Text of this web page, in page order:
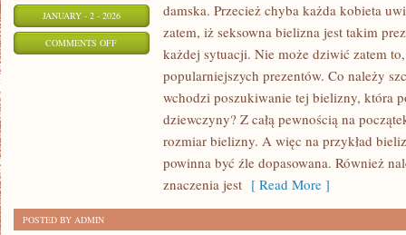
JANUARY - 2 - 2026
COMMENTS OFFON
damska. Przecież chyba każda kobieta
zatem, iż seksowna bielizna jest takim
każdej sytuacji. Nie może dziwić zatem
popularniejszych prezentów. Co należy
wchodzi poszukiwanie tej bielizny, która
dziewczyny? Z całą pewnością na
rozmiar bielizny. A więc na przykład
powinna być źle dopasowana. Również
znaczenia jest [ Read More ]
POSTED BY ADMIN